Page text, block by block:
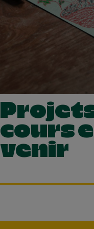
cours
venir